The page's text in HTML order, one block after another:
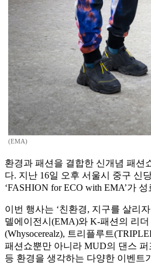
(EMA)
환경과 패션을 결합한 신개념 패션
다. 지난 16일 오후 서울시 중구 신
‘FASHION for ECO with EMA’가
이번 행사는 ‘친환경, 지구를 살리
델에이전시(EMA)와 K-패션의 리
(Whysocerealz), 트리플루트
패션쇼뿐만 아니라 MUD의 댄스 퍼
등 환경을 생각하는 다양한 이벤트